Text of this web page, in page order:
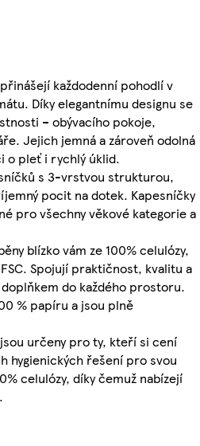
každodenní pohodlí v
Díky elegantnímu designu se
– obývacího pokoje,
Jejich jemná a zároveň odolná
o pleť i rychlý úklid.
s 3-vrstvou strukturou,
pocit na dotek. Kapesníčky
pro všechny věkové kategorie a
blízko vám ze 100% celulózy,
Spojují praktičnost, kvalitu a
do každého prostoru.
% papíru a jsou plně
určeny pro ty, kteří si cení
hygienických řešení pro svou
celulózy, díky čemuž nabízejí